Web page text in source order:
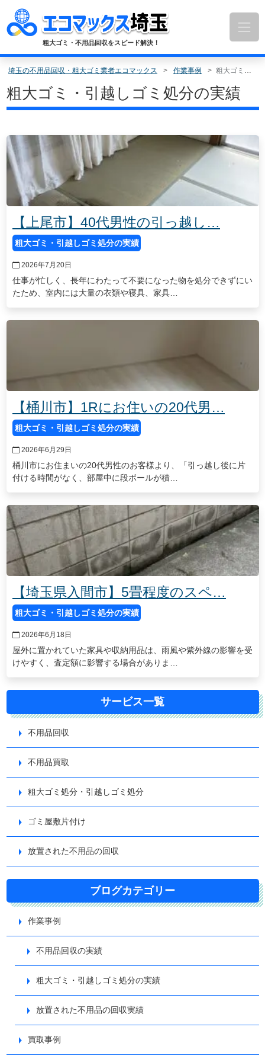
テ
ツ
キ
ッ
粗大ゴミ・不用品回収をスピード解決！
埼玉の不用品回収・粗大ゴミ業者エコマックス 作業事例 粗大ゴミ・引越しゴミ処分の実績
粗大ゴミ・引越しゴミ処分の実績
【上尾市】40代男性の引っ越し…
粗大ゴミ・引越しゴミ処分の実績
2026年7月20日
仕事が忙しく、長年にわたって不要になった物を処分できずにい
たため、室内には大量の衣類や寝具、家具…
【桶川市】1Rにお住いの20代男…
粗大ゴミ・引越しゴミ処分の実績
2026年6月29日
桶川市にお住まいの20代男性のお客様より、「引っ越し後に片
付ける時間がなく、部屋中に段ボールが積…
【埼玉県入間市】5畳程度のスペ…
粗大ゴミ・引越しゴミ処分の実績
2026年6月18日
屋外に置かれていた家具や収納用品は、雨風や紫外線の影響を受
けやすく、査定額に影響する場合がありま…
サービス一覧
不用品回収
不用品買取
粗大ゴミ処分・引越しゴミ処分
ゴミ屋敷片付け
放置された不用品の回収
ブログカテゴリー
作業事例
不用品回収の実績
粗大ゴミ・引越しゴミ処分の実績
放置された不用品の回収実績
買取事例